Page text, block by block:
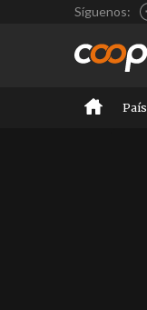
Síguenos:
País